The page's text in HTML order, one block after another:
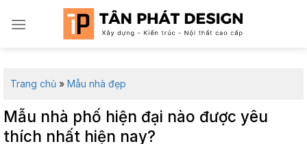
Trang chủ » Mẫu nhà đẹp
Mẫu nhà phố hiện đại nào được yêu
thích nhất hiện nay?